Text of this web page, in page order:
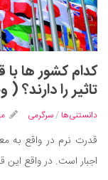
کدام کشور ها
تاثیر را
دانستنی‌ها /سرگرمی
قدرت نرم در واقع به
اجبار است. در واقع